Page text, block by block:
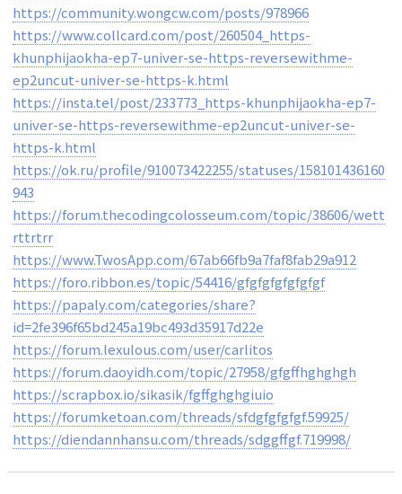
https://community.wongcw.com/posts/978966
https://www.collcard.com/post/260504_https-
khunphijaokha-ep7-univer-se-https-reversewithme-
ep2uncut-univer-se-https-k.html
https://insta.tel/post/233773_https-khunphijaokha-ep7-
univer-se-https-reversewithme-ep2uncut-univer-se-
https-k.html
https://ok.ru/profile/910073422255/statuses/158101436160
943
https://forum.thecodingcolosseum.com/topic/38606/wett
rttrtrr
https://www.TwosApp.com/67ab66fb9a7faf8fab29a912
https://foro.ribbon.es/topic/54416/gfgfgfgfgfgfgf
https://papaly.com/categories/share?
id=2fe396f65bd245a19bc493d35917d22e
https://forum.lexulous.com/user/carlitos
https://forum.daoyidh.com/topic/27958/gfgffhghghgh
https://scrapbox.io/sikasik/fgffghghgiuio
https://forumketoan.com/threads/sfdgfgfgfgf.59925/
https://diendannhansu.com/threads/sdggffgf.719998/